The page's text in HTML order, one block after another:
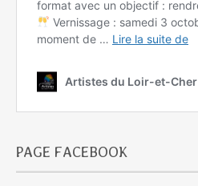
PAGE FACEBOOK